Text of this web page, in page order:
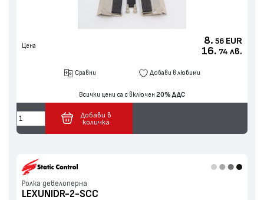
Цена 8. 56 EUR
16. 74 лв.
Сравни Добави в любими
Всички цени са с включен 20% ДДС
Добави в
количка
Ролка девелоперна
LEXUNIDR-2-SCC